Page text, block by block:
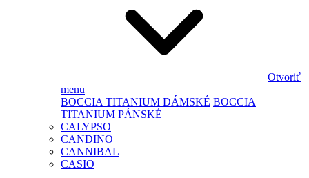
Otvoriť
menu
BOCCIA TITANIUM DÁMSKÉ BOCCIA
TITANIUM PÁNSKÉ
CALYPSO
CANDINO
CANNIBAL
CASIO